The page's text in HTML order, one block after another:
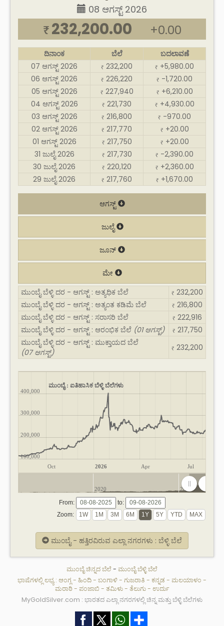
08 ಆಗಸ್ಟ್ 2026
₹ 232,200.00 +0.00
ದಿನಾಂಕ ಬೆಲೆ
ಬದಲಾವಣೆ
07 ಆಗಸ್ಟ್ 2026
₹ 232,200 ₹ +5,980.00
06 ಆಗಸ್ಟ್ 2026
₹ 226,220 ₹ -1,720.00
05 ಆಗಸ್ಟ್ 2026
₹ 227,940 ₹ +6,210.00
04 ಆಗಸ್ಟ್ 2026
₹ 221,730 ₹ +4,930.00
03 ಆಗಸ್ಟ್ 2026
₹ 216,800 ₹ -970.00
02 ಆಗಸ್ಟ್ 2026
₹ 217,770 ₹ +20.00
01 ಆಗಸ್ಟ್ 2026
₹ 217,750 ₹ +20.00
31 ಜುಲೈ 2026
₹ 217,730 ₹ -2,390.00
30 ಜುಲೈ 2026
₹ 220,120 ₹ +2,360.00
29 ಜುಲೈ 2026
₹ 217,760 ₹ +1,670.00
ಆಗಸ್ಟ್
ಜುಲೈ
ಜೂನ್
ಮೇ
ಮುಂಬೈ ಬೆಳ್ಳಿ ದರ - ಆಗಸ್ಟ್ : ಅತ್ಯಧಿಕ ಬೆಲೆ
₹ 232,200
ಮುಂಬೈ ಬೆಳ್ಳಿ ದರ - ಆಗಸ್ಟ್ : ಅತ್ಯಂತ ಕಡಿಮೆ ಬೆಲೆ
₹ 216,800
ಮುಂಬೈ ಬೆಳ್ಳಿ ದರ - ಆಗಸ್ಟ್ : ಸರಾಸರಿ ಬೆಲೆ
₹ 222,916
ಮುಂಬೈ ಬೆಳ್ಳಿ ದರ - ಆಗಸ್ಟ್ : ಆರಂಭಿಕ ಬೆಲೆ (01 ಆಗಸ್ಟ್) ₹ 217,750
ಮುಂಬೈ ಬೆಳ್ಳಿ ದರ - ಆಗಸ್ಟ್ : ಮುಕ್ತಾಯದ ಬೆಲೆ
(07 ಆಗಸ್ಟ್)
₹ 232,200
ಮುಂಬೈ : ಐತಿಹಾಸಿಕ ಬೆಳ್ಳಿ ಬೆಲೆಗಳು
Oct 2026 Apr Jul
100,000
200,000
300,000
400,000
2020 2025
From:
to:
Zoom:
ಮುಂಬೈ - ಹತ್ತಿರವಿರುವ ಎಲ್ಲಾ ನಗರಗಳು : ಬೆಳ್ಳಿ ಬೆಲೆ
ಮುಂಬೈ ಚಿನ್ನದ ಬೆಲೆ- ಮುಂಬೈ ಬೆಳ್ಳಿ ಬೆಲೆ
ಭಾಷೆಗಳಲ್ಲಿ ಲಭ್ಯ : ಆಂಗ್ಲ - ಹಿಂದಿ- ಬಂಗಾಳಿ- ಗುಜರಾತಿ - ಕನ್ನಡ - ಮಲಯಾಳಂ -
ಮರಾಠಿ- ಪಂಜಾಬಿ - ತಮಿಳು- ತೆಲುಗು- ಉರ್ದು
MyGoldSilver.com : ಭಾರತದ ಎಲ್ಲಾ ನಗರಗಳಲ್ಲಿ ಚಿನ್ನ ಮತ್ತು ಬೆಳ್ಳಿ ಬೆಲೆಗಳು